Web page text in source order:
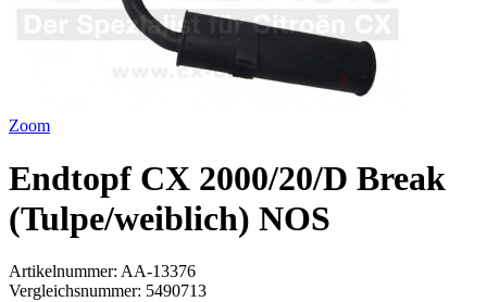
Zoom
Endtopf CX 2000/20/D Break
(Tulpe/weiblich) NOS
Artikelnummer: AA-13376
Vergleichsnummer: 5490713